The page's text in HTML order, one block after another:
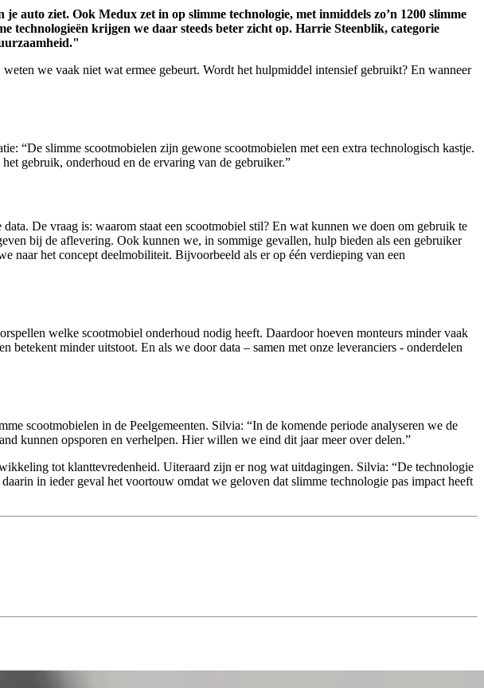
auto ziet. Ook Medux zet in op slimme technologie, met inmiddels zo’n 1200 slimme
technologieën krijgen we daar steeds beter zicht op. Harrie Steenblik, categorie
we vaak niet wat ermee gebeurt. Wordt het hulpmiddel intensief gebruikt? En wanneer
“De slimme scootmobielen zijn gewone scootmobielen met een extra technologisch kastje.
gebruik, onderhoud en de ervaring van de gebruiker.”
De vraag is: waarom staat een scootmobiel stil? En wat kunnen we doen om gebruik te
bij de aflevering. Ook kunnen we, in sommige gevallen, hulp bieden als een gebruiker
naar het concept deelmobiliteit. Bijvoorbeeld als er op één verdieping van een
welke scootmobiel onderhoud nodig heeft. Daardoor hoeven monteurs minder vaak
minder uitstoot. En als we door data – samen met onze leveranciers - onderdelen
scootmobielen in de Peelgemeenten. Silvia: “In de komende periode analyseren we de
kunnen opsporen en verhelpen. Hier willen we eind dit jaar meer over delen.”
tot klanttevredenheid. Uiteraard zijn er nog wat uitdagingen. Silvia: “De technologie
in ieder geval het voortouw omdat we geloven dat slimme technologie pas impact heeft